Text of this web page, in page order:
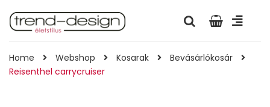
Home Webshop Kosarak
Bevásárlókosár
Reisenthel carrycruiser